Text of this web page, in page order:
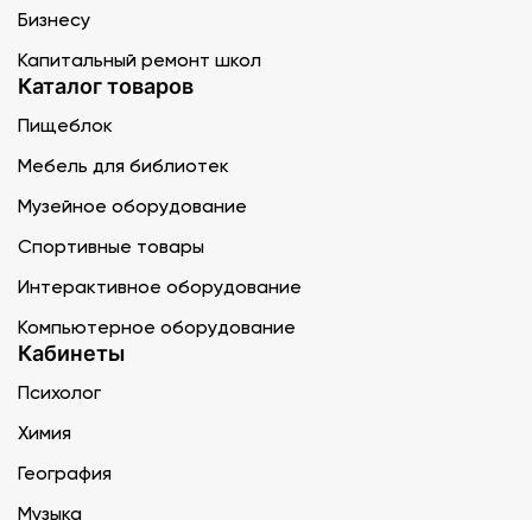
Бизнесу
Капитальный ремонт школ
Каталог товаров
Пищеблок
Мебель для библиотек
Музейное оборудование
Спортивные товары
Интерактивное оборудование
Компьютерное оборудование
Кабинеты
Психолог
Химия
География
Музыка